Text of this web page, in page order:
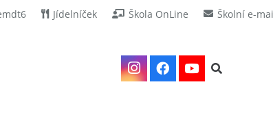
Jídelníček Škola OnLine Školní e-